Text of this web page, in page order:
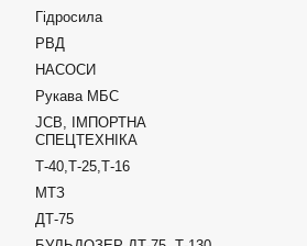
Гідросила
РВД
НАСОСИ
Рукава МБС
JCB, ІМПОРТНА
СПЕЦТЕХНІКА
Т-40,Т-25,Т-16
МТЗ
ДТ-75